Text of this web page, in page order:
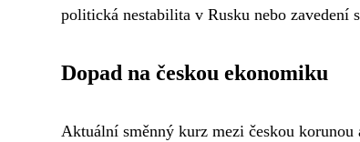
politická nestabilita v Rusku nebo zavedení
Dopad na českou ekonomiku
Aktuální směnný kurz mezi českou